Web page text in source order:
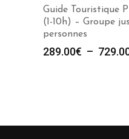
Guide Touristique
(1-10h) – Groupe
personnes
289.00€ –